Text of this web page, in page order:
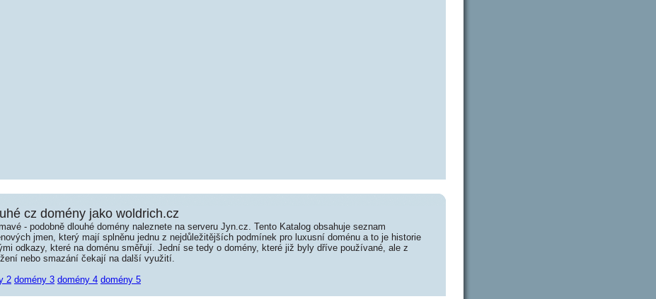
cz domény jako woldrich.cz
- podobně dlouhé domény naleznete na serveru Jyn.cz. Tento Katalog obsahuje seznam
jmen, který mají splněnu jednu z nejdůležitějších podmínek pro luxusní doménu a to je historie
odkazy, které na doménu směřují. Jední se tedy o domény, které již byly dříve používané, ale z
nebo smazání čekají na další využití.
2 domény 3 domény 4 domény 5